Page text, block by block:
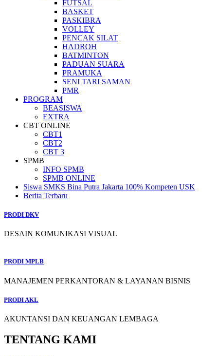
FUTSAL
BASKET
PASKIBRA
VOLLEY
PENCAK SILAT
HADROH
BATMINTON
PADUAN SUARA
PRAMUKA
SENI TARI SAMAN
PMR
PROGRAM
BEASISWA
EXTRA
CBT ONLINE
CBT1
CBT2
CBT 3
SPMB
INFO SPMB
SPMB ONLINE
Siswa SMKS Bina Putra Jakarta 100% Kompeten USK
Berita Terbaru
PRODI DKV
DESAIN KOMUNIKASI VISUAL
PRODI MPLB
MANAJEMEN PERKANTORAN & LAYANAN BISNIS
PRODI AKL
AKUNTANSI DAN KEUANGAN LEMBAGA
TENTANG KAMI